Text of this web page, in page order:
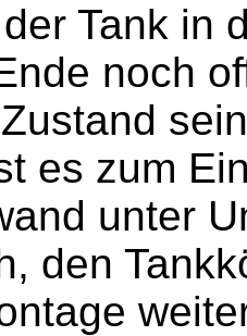
Tank in
noch
es zum
unter
den